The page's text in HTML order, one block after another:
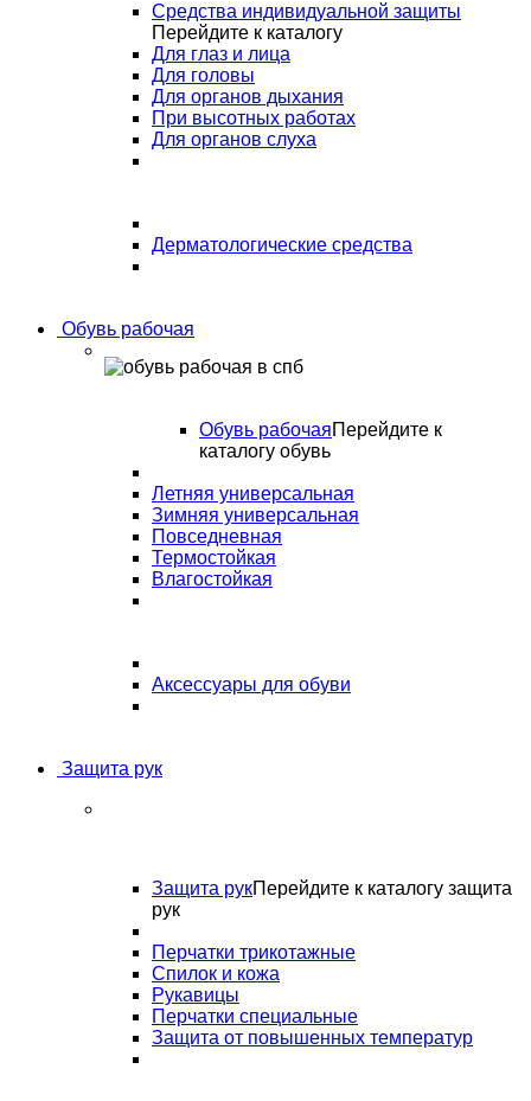
Средства индивидуальной защиты
Перейдите к каталогу
Для глаз и лица
Для головы
Для органов дыхания
При высотных работах
Для органов слуха
Дерматологические средства
Обувь рабочая
Обувь рабочаяПерейдите к
каталогу обувь
Летняя универсальная
Зимняя универсальная
Повседневная
Термостойкая
Влагостойкая
Аксессуары для обуви
Защита рук
Защита рукПерейдите к каталогу защита
рук
Перчатки трикотажные
Спилок и кожа
Рукавицы
Перчатки специальные
Защита от повышенных температур